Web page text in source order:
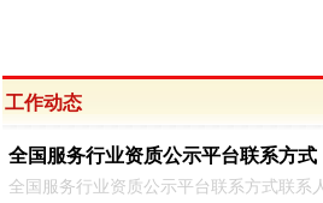
工作动态
全国服务行业资质公示平台联系方式
全国服务行业资质公示平台联系方式联系